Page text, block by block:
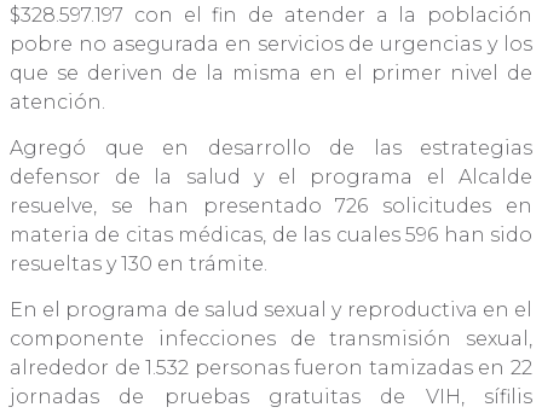
$328.597.197 con el fin de atender a la población
pobre no asegurada en servicios de urgencias y los
que se deriven de la misma en el primer nivel de
atención.
Agregó que en desarrollo de las estrategias
defensor de la salud y el programa el Alcalde
resuelve, se han presentado 726 solicitudes en
materia de citas médicas, de las cuales 596 han sido
resueltas y 130 en trámite.
En el programa de salud sexual y reproductiva en el
componente infecciones de transmisión sexual,
alrededor de 1.532 personas fueron tamizadas en 22
jornadas de pruebas gratuitas de VIH, sífilis